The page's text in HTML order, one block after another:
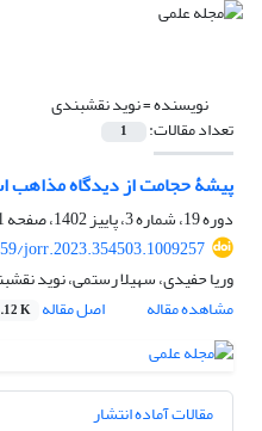
نویسنده =نوید نقشبندی
تعداد مقالات: 1
پیشۀ حجامت از دیدگاه مذاهب
دوره 19، شماره 3، پاییز 1402، صفحه
jorr.2023.354503.1009257
وریا حفیدی، سهیلا رستمی، نوید
مشاهده مقاله
اصل مقاله K
مقالات آماده انتشار